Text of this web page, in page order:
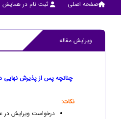
صفحه اصلی ثبت نام در همایش
ویرایش مقاله
چنانچه پس از پذیرش نهایی
نکات:
درخواست ویرایش در